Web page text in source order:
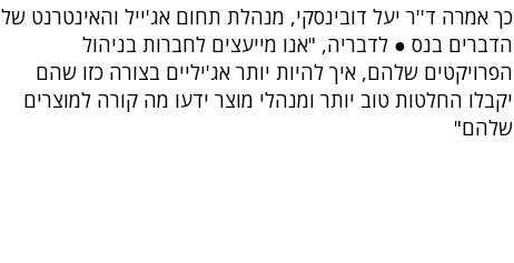
כך אמרה ד''ר יעל דובינסקי, מנהלת תחום אג'ייל והאינטרנט של
הדברים בנס ● לדבריה, "אנו מייעצים לחברות בניהול
הפרויקטים שלהם, איך להיות יותר אג'יליים בצורה כזו שהם
יקבלו החלטות טוב יותר ומנהלי מוצר ידעו מה קורה למוצרים
שלהם"